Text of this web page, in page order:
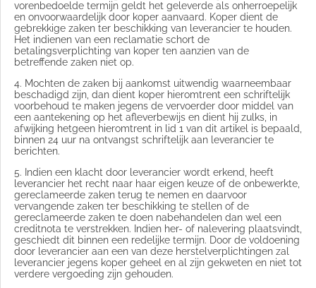
vorenbedoelde termijn geldt het geleverde als onherroepelijk
en onvoorwaardelijk door koper aanvaard. Koper dient de
gebrekkige zaken ter beschikking van leverancier te houden.
Het indienen van een reclamatie schort de
betalingsverplichting van koper ten aanzien van de
betreffende zaken niet op.
4. Mochten de zaken bij aankomst uitwendig waarneembaar
beschadigd zijn, dan dient koper hieromtrent een schriftelijk
voorbehoud te maken jegens de vervoerder door middel van
een aantekening op het afleverbewijs en dient hij zulks, in
afwijking hetgeen hieromtrent in lid 1 van dit artikel is bepaald,
binnen 24 uur na ontvangst schriftelijk aan leverancier te
berichten.
5. Indien een klacht door leverancier wordt erkend, heeft
leverancier het recht naar haar eigen keuze of de onbewerkte,
gereclameerde zaken terug te nemen en daarvoor
vervangende zaken ter beschikking te stellen of de
gereclameerde zaken te doen nabehandelen dan wel een
creditnota te verstrekken. Indien her- of nalevering plaatsvindt,
geschiedt dit binnen een redelijke termijn. Door de voldoening
door leverancier aan een van deze herstelverplichtingen zal
leverancier jegens koper geheel en al zijn gekweten en niet tot
verdere vergoeding zijn gehouden.